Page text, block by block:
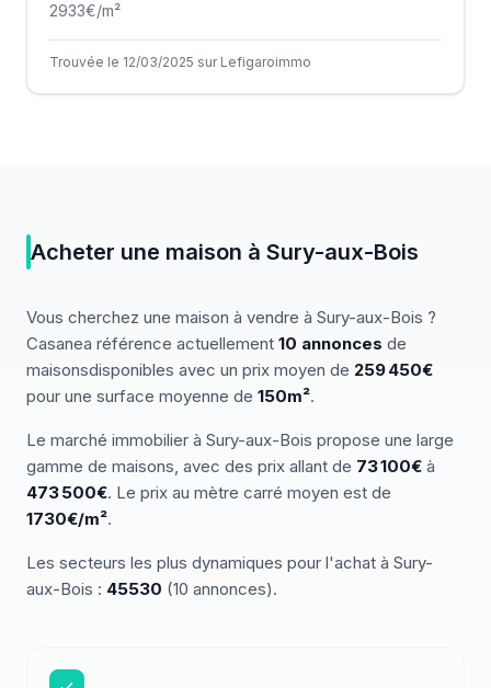
2933€/m²
Trouvée le 12/03/2025 sur Lefigaroimmo
Acheter une maison à Sury-aux-Bois
Vous cherchez une maison à vendre à Sury-aux-Bois ?
Casanea référence actuellement 10 annonces de
maisonsdisponibles avec un prix moyen de 259 450€
pour une surface moyenne de 150m².
Le marché immobilier à Sury-aux-Bois propose une large
gamme de maisons, avec des prix allant de 73 100€ à
473 500€. Le prix au mètre carré moyen est de
1730€/m².
Les secteurs les plus dynamiques pour l'achat à Sury-
aux-Bois : 45530 (10 annonces).